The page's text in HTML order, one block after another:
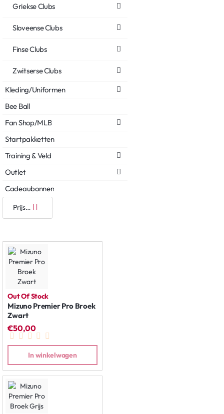
Griekse Clubs
Sloveense Clubs
Finse Clubs
Zwitserse Clubs
Kleding/Uniformen
Bee Ball
Fan Shop/MLB
Startpakketten
Training & Veld
Outlet
Cadeaubonnen
Out Of Stock
Mizuno Premier Pro Broek
Zwart
€50,00
In winkelwagen